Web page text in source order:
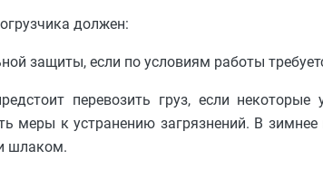
должен:
защиты, если по условиям работы
перевозить груз, если некоторые
меры к устранению загрязнений. В
шлаком.